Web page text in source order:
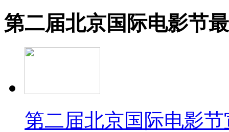
第二届北京国际电影节
第二届北京国际电影